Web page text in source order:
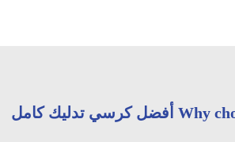
Why choose GUOHENG أفضل كرسي تدليك كامل